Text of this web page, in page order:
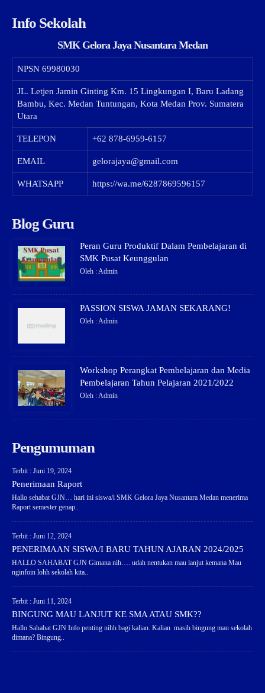
Info Sekolah
SMK Gelora Jaya Nusantara Medan
NPSN 69980030
JL. Letjen Jamin Ginting Km. 15 Lingkungan I, Baru Ladang
Bambu, Kec. Medan Tuntungan, Kota Medan Prov. Sumatera
Utara
TELEPON +62 878-6959-6157
EMAIL gelorajaya@gmail.com
WHATSAPP https://wa.me/6287869596157
Blog Guru
Peran Guru Produktif Dalam Pembelajaran di
SMK Pusat Keunggulan
Oleh : Admin
PASSION SISWA JAMAN SEKARANG!
Oleh : Admin
Workshop Perangkat Pembelajaran dan Media
Pembelajaran Tahun Pelajaran 2021/2022
Oleh : Admin
Pengumuman
Terbit : Juni 19, 2024
Penerimaan Raport
Hallo sehabat GJN… hari ini siswa/i SMK Gelora Jaya Nusantara Medan menerima
Raport semester genap..
Terbit : Juni 12, 2024
PENERIMAAN SISWA/I BARU TAHUN AJARAN 2024/2025
HALLO SAHABAT GJN Gimana nih…. udah nentukan mau lanjut kemana Mau
nginfoin lohh sekolah kita..
Terbit : Juni 11, 2024
BINGUNG MAU LANJUT KE SMA ATAU SMK??
Hallo Sahabat GJN Info penting nihh bagi kalian. Kalian masih bingung mau sekolah
dimana? Bingung..